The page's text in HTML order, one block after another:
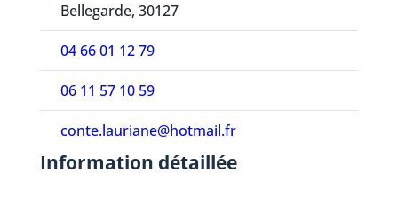
Bellegarde, 30127
04 66 01 12 79
06 11 57 10 59
conte.lauriane@hotmail.fr
Information détaillée